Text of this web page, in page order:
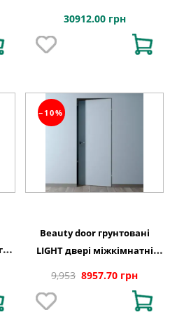
алюмінієве полотно
30912.00 грн
−10%
Beauty door грунтовані
LIGHT двері міжкімнатні
9,953 8957.70 грн